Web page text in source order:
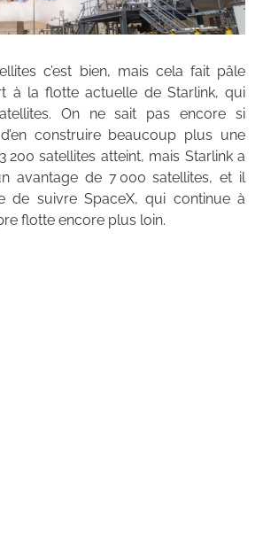
c’est bien, mais cela fait pâle
à la flotte actuelle de Starlink, qui
On ne sait pas encore si
construire beaucoup plus une
200 satellites atteint, mais Starlink a
avantage de 7 000 satellites, et il
de suivre SpaceX, qui continue à
flotte encore plus loin.